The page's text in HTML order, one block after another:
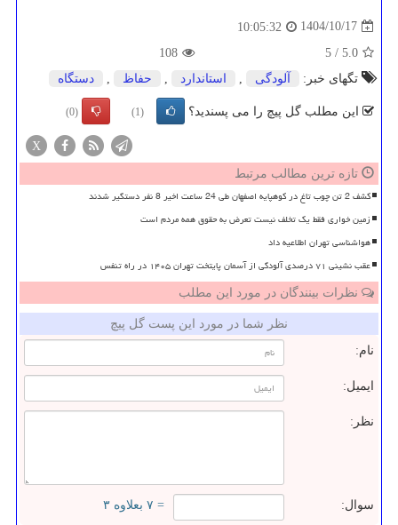
1404/10/17
10:05:32
5.0
/
5
108
تگهای خبر:
آلودگی , استاندارد , حفاظ , دستگاه
این مطلب گل پیچ را می پسندید؟ (1)
(0)
X
تازه ترین مطالب مرتبط
کشف 2 تن چوب تاغ در کوهپایه اصفهان طی 24 ساعت اخیر 8 نفر دستگیر شدند
زمین خواری فقط یک تخلف نیست تعرض به حقوق همه مردم است
هواشناسی تهران اطلاعیه داد
عقب نشینی ۷۱ درصدی آلودگی از آسمان پایتخت تهران ۱۴۰۵ در راه تنفس
نظرات بینندگان در مورد این مطلب
نظر شما در مورد این پست گل پیچ
نام:
ایمیل:
نظر:
سوال: = ۷ بعلاوه ۳